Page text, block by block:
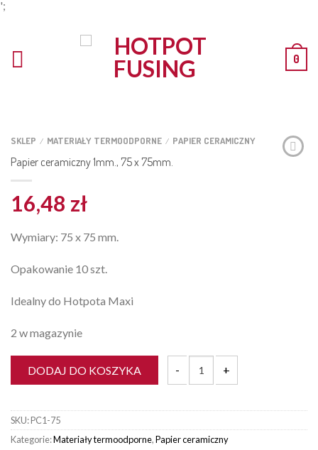
';
0
SKLEP / MATERIAŁY TERMOODPORNE / PAPIER CERAMICZNY
Papier ceramiczny 1mm., 75 x 75mm.
16,48 zł
Wymiary: 75 x 75 mm.
Opakowanie 10 szt.
Idealny do Hotpota Maxi
2 w magazynie
DODAJ DO KOSZYKA
ilość Papier ceramiczny 1mm., 75
SKU:PC1-75
Kategorie:Materiały termoodporne,Papier ceramiczny